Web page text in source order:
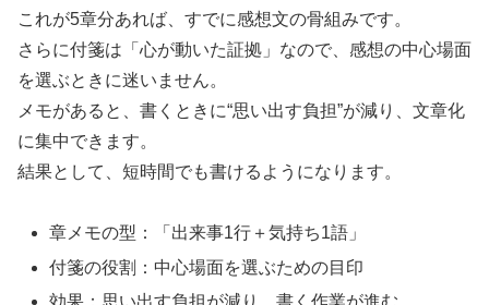
これが5章分あれば、すでに感想文の骨組みです。
さらに付箋は「心が動いた証拠」なので、感想の中心場面
を選ぶときに迷いません。
メモがあると、書くときに“思い出す負担”が減り、文章化
に集中できます。
結果として、短時間でも書けるようになります。
章メモの型：「出来事1行＋気持ち1語」
付箋の役割：中心場面を選ぶための目印
効果：思い出す負担が減り、書く作業が進む